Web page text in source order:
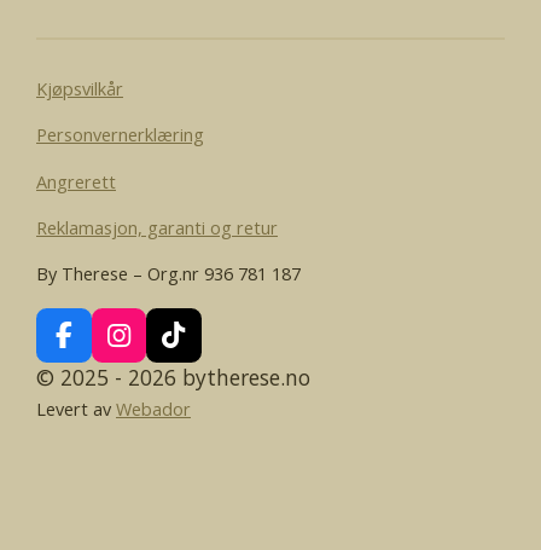
Kjøpsvilkår
Personvernerklæring
Angrerett
Reklamasjon, garanti og retur
By Therese – Org.nr 936 781 187
F
a
c
e
I
n
t
T
i
k
T
© 2025 - 2026 bytherese.no
Levert av Webador